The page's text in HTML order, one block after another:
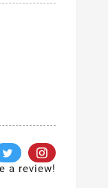
a review!